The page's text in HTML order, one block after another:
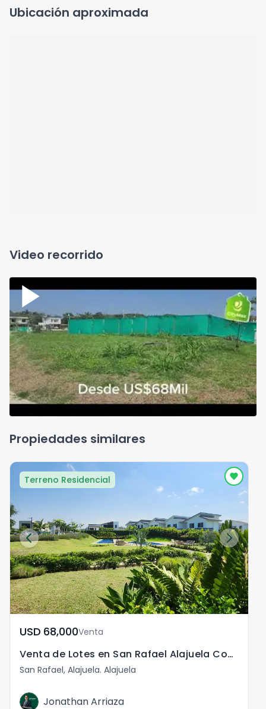
Ubicación aproximada
Video recorrido
Propiedades similares
Terreno Residencial
USD	68,000Venta
Venta de Lotes en San Rafael Alajuela Costa Rica
San Rafael, Alajuela. Alajuela
Jonathan Arriaza